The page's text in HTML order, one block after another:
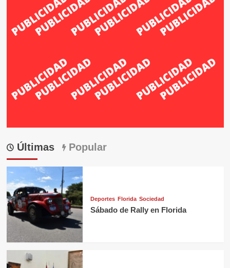
Últimas Popular
Deportes Florida Sociedad
Sábado de Rally en Florida